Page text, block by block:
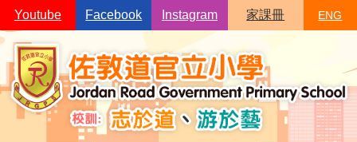
移至主內容
Youtube Facebook Instagram 家課冊 ENG